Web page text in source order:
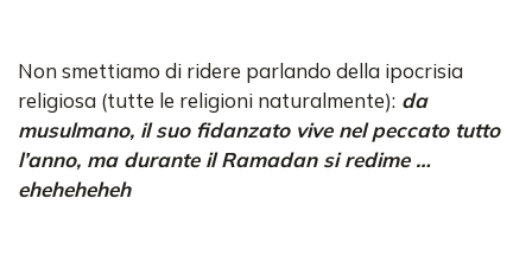
Non smettiamo di ridere parlando della ipocrisia
religiosa (tutte le religioni naturalmente): da
musulmano, il suo fidanzato vive nel peccato tutto
l’anno, ma durante il Ramadan si redime …
eheheheheh